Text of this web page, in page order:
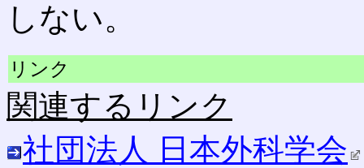
しない。
リンク
関連するリンク
社団法人 日本外科学会